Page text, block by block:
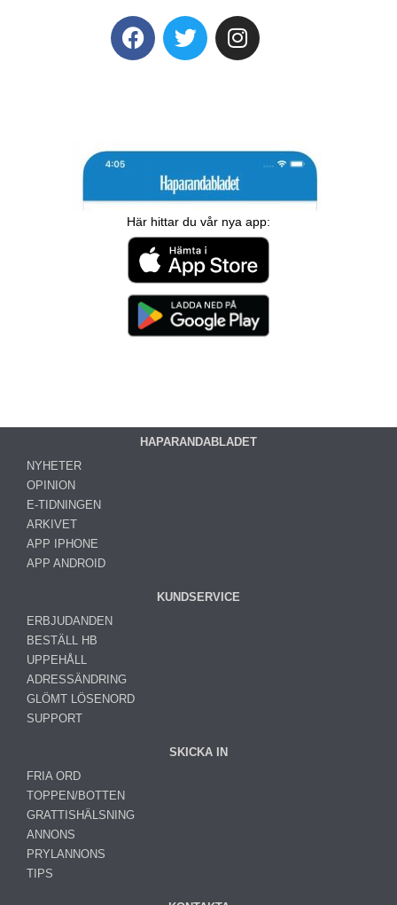
Här hittar du vår nya app:
HAPARANDABLADET
NYHETER
OPINION
E-TIDNINGEN
ARKIVET
APP IPHONE
APP ANDROID
KUNDSERVICE
ERBJUDANDEN
BESTÄLL HB
UPPEHÅLL
ADRESSÄNDRING
GLÖMT LÖSENORD
SUPPORT
SKICKA IN
FRIA ORD
TOPPEN/BOTTEN
GRATTISHÄLSNING
ANNONS
PRYLANNONS
TIPS